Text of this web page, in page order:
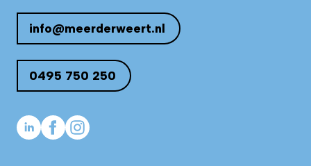
info@meerderweert.nl
0495 750 250